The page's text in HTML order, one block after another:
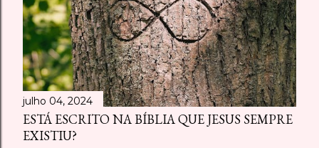
julho 04, 2024
ESTÁ ESCRITO NA BÍBLIA QUE JESUS SEMPRE
EXISTIU?